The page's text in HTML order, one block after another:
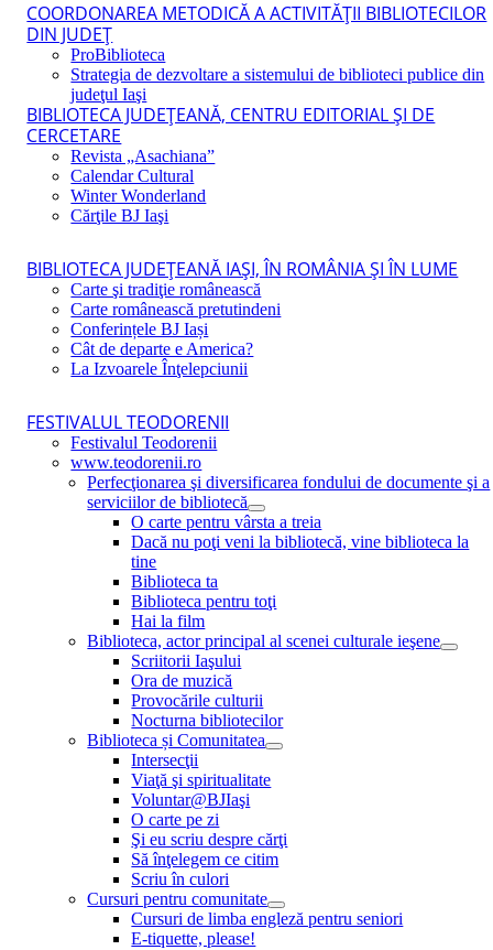
COORDONAREA METODICĂ A ACTIVITĂŢII BIBLIOTECILOR
DIN JUDEŢ
ProBiblioteca
Strategia de dezvoltare a sistemului de biblioteci publice din
judeţul Iaşi
BIBLIOTECA JUDEŢEANĂ, CENTRU EDITORIAL ŞI DE
CERCETARE
Revista „Asachiana”
Calendar Cultural
Winter Wonderland
Cărţile BJ Iaşi
BIBLIOTECA JUDEŢEANĂ IAŞI, ÎN ROMÂNIA ŞI ÎN LUME
Carte şi tradiţie românească
Carte românească pretutindeni
Conferințele BJ Iași
Cât de departe e America?
La Izvoarele Înţelepciunii
FESTIVALUL TEODORENII
Festivalul Teodorenii
www.teodorenii.ro
Perfecţionarea şi diversificarea fondului de documente şi a
serviciilor de bibliotecă
O carte pentru vârsta a treia
Dacă nu poţi veni la bibliotecă, vine biblioteca la
tine
Biblioteca ta
Biblioteca pentru toţi
Hai la film
Biblioteca, actor principal al scenei culturale ieşene
Scriitorii Iaşului
Ora de muzică
Provocările culturii
Nocturna bibliotecilor
Biblioteca și Comunitatea
Intersecţii
Viaţă şi spiritualitate
Voluntar@BJIaşi
O carte pe zi
Şi eu scriu despre cărţi
Să înţelegem ce citim
Scriu în culori
Cursuri pentru comunitate
Cursuri de limba engleză pentru seniori
E-tiquette, please!